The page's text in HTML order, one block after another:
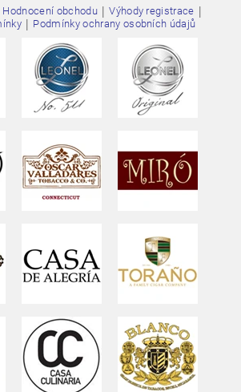
souhlasíte spodmínkami ochrany
Hodnocení obchodu | Výhody registrace |
| Podmínky ochrany osobních údajů